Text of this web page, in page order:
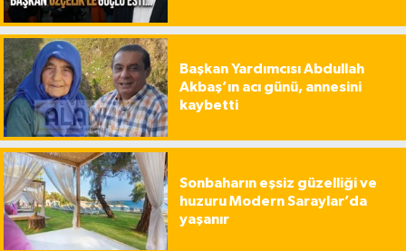
Başkan Yardımcısı Abdullah
Akbaş’ın acı günü, annesini
kaybetti
Sonbaharın eşsiz güzelliği ve
huzuru Modern Saraylar’da
yaşanır